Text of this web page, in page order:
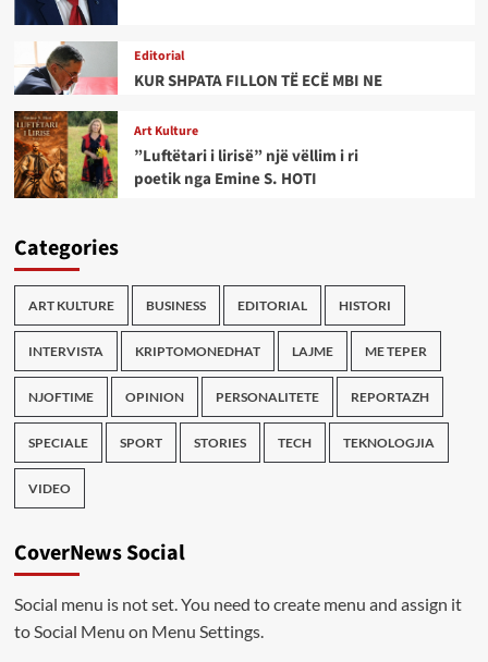
Editorial
KUR SHPATA FILLON TË ECË MBI NE
Art Kulture
”Luftëtari i lirisë” një vëllim i ri
poetik nga Emine S. HOTI
Categories
ART KULTURE BUSINESS EDITORIAL HISTORI
INTERVISTA KRIPTOMONEDHAT LAJME ME TEPER
NJOFTIME OPINION PERSONALITETE REPORTAZH
SPECIALE SPORT STORIES TECH TEKNOLOGJIA
VIDEO
CoverNews Social
Social menu is not set. You need to create menu and assign it
to Social Menu on Menu Settings.